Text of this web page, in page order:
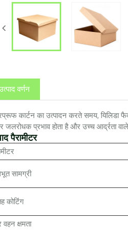
वर्णन
कार्टन का उत्पादन करते समय, यिलिडा
जलरोधक प्रभाव होता है और उच्च आर्द्रता
पैरामीटर
सामग्री
कोटिंग
वहन क्षमता